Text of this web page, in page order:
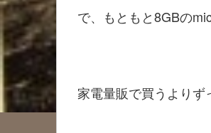
で、もともと8GBの
家電量販で買うよりず